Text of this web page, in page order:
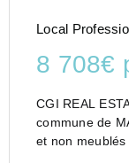
Local
8 708€
CGI REAL
commune de
et non